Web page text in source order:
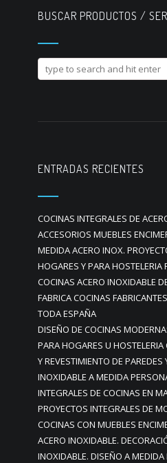
BUSCAR PRODUCTOS /
ENTRADAS RECIENTES
COCINAS INTEGRALES DE
ACCESORIOS MUEBLES
MEDIDA ACERO INOX.
HOGARES Y PARA HOSTELERIA
COCINAS ACERO INOXIDABLE
FABRICA COCINAS
TODA ESPAÑA
DISEÑO DE COCINAS
PARA HOGARES U
Y REVESTIMIENTO DE PAREDES
INOXIDABLE A MEDIDA
INTEGRALES DE COCINAS EN
PROYECTOS INTEGRALES DE
COCINAS CON MUEBLES
ACERO INOXIDABLE.
INOXIDABLE. DISEÑO A